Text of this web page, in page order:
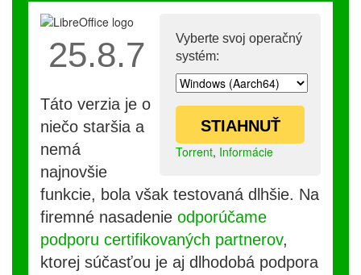
Vyberte svoj operačný
systém:
STIAHNUŤ
Torrent, Informácie
25.8.7
Táto verzia je o
niečo staršia a
nemá
najnovšie
funkcie, bola však testovaná dlhšie. Na
firemné nasadenie odporúčame
podporu certifikovaných partnerov,
ktorej súčasťou je aj dlhodobá podpora